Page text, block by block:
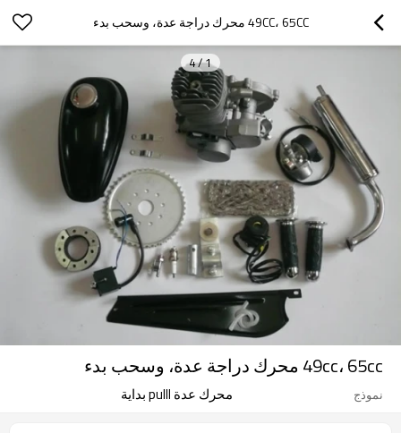
49CC، 65CC محرك دراجة عدة، وسحب بدء
1
/
4
49cc، 65cc محرك دراجة عدة، وسحب بدء
نموذج محرك عدة pulll بداية